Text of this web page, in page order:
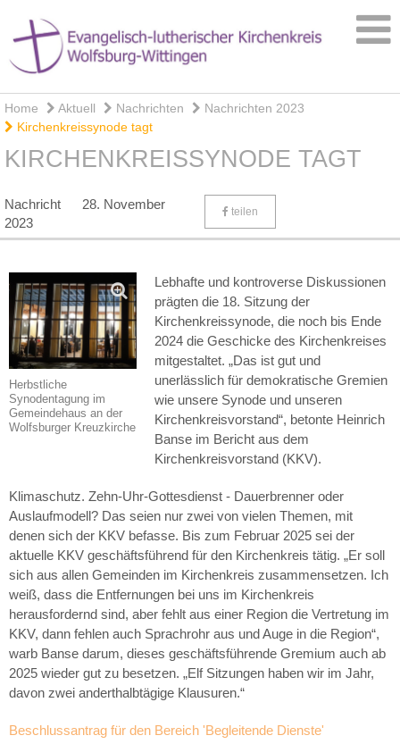
Home Aktuell Nachrichten
Nachrichten 2023
Kirchenkreissynode tagt
KIRCHENKREISSYNODE TAGT
Nachricht
28. November
2023
teilen
Herbstliche
Synodentagung im
Gemeindehaus an der
Wolfsburger Kreuzkirche
Lebhafte und kontroverse Diskussionen
prägten die 18. Sitzung der
Kirchenkreissynode, die noch bis Ende
2024 die Geschicke des Kirchenkreises
mitgestaltet. „Das ist gut und
unerlässlich für demokratische Gremien
wie unsere Synode und unseren
Kirchenkreisvorstand“, betonte Heinrich
Banse im Bericht aus dem
Kirchenkreisvorstand (KKV).
Klimaschutz. Zehn-Uhr-Gottesdienst - Dauerbrenner oder
Auslaufmodell? Das seien nur zwei von vielen Themen, mit
denen sich der KKV befasse. Bis zum Februar 2025 sei der
aktuelle KKV geschäftsführend für den Kirchenkreis tätig. „Er soll
sich aus allen Gemeinden im Kirchenkreis zusammensetzen. Ich
weiß, dass die Entfernungen bei uns im Kirchenkreis
herausfordernd sind, aber fehlt aus einer Region die Vertretung im
KKV, dann fehlen auch Sprachrohr aus und Auge in die Region“,
warb Banse darum, dieses geschäftsführende Gremium auch ab
2025 wieder gut zu besetzen. „Elf Sitzungen haben wir im Jahr,
davon zwei anderthalbtägige Klausuren.“
Beschlussantrag für den Bereich 'Begleitende Dienste'